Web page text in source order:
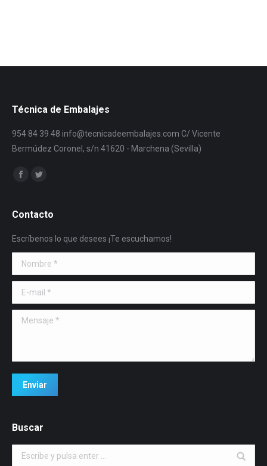
Técnica de Embalajes
954 84 39 48 info@tecnicadeembalajes.com C/ Vicente
Bermúdez Coronel, s/n 41620 - Marchena (Sevilla)
Encuéntranos en:
Contacto
Escríbenos lo que desees ¡Te escuchamos!
Nombre *
E-mail *
Mensaje *
Enviar
Buscar
Buscar: